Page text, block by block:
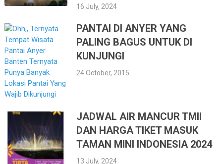
16 July, 2024
PANTAI DI ANYER YANG
PALING BAGUS UNTUK DI
KUNJUNGI
24 October, 2015
JADWAL AIR MANCUR TMII
DAN HARGA TIKET MASUK
TAMAN MINI INDONESIA 2024
13 July, 2024